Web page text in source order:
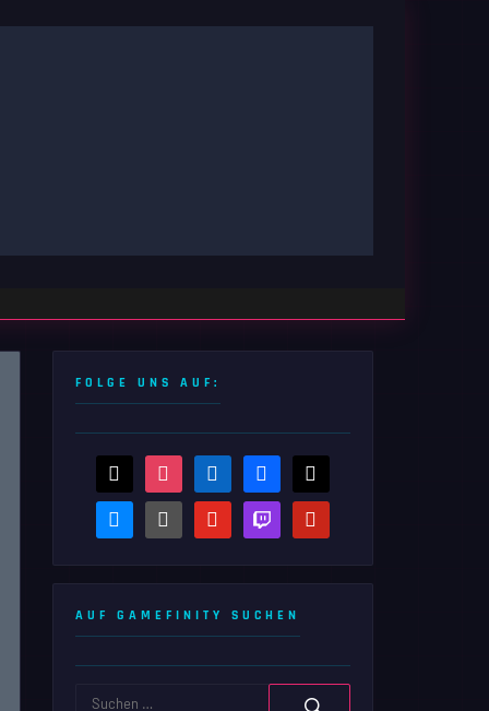
FOLGE UNS AUF:
threads instagramlinkedin facebook
bluesky steam-
square
youtubetwitch pinterest
AUF GAMEFINITY SUCHEN